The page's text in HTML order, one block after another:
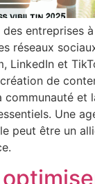
entreprises
réseaux
LinkedIn et
de
communauté et
Une
peut être un